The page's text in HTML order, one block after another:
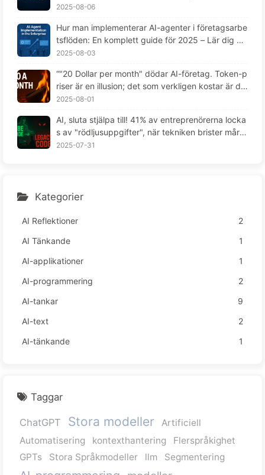
ort i alltid "glömmer" i kritiska stunder, medan ko
0%? — Lär känna AI169
2025-08-06
Hur man implementerar AI-agenter i företagsarbe
tsflöden: En komplett guide för 2025 – Lär dig AI
långsamt 166
2025-08-03
“"20 Dollar per month" dödar AI-företag. Token-p
riser är en illusion; det som verkligen kostar är din
girighet -- Lär dig AI långsamt 164“
2025-08-01
AI, sluta stjälpa till! 41% av entreprenörerna locka
s av "rödljusuppgifter", när tekniken brister mår d
e anställda ännu sämre — Lär känna AI sakta 163
2025-07-31
Kategorier
AI Reflektioner
2
AI Tänkande
1
AI-applikationer
1
AI-programmering
2
AI-tankar
9
AI-text
2
AI-tänkande
1
Taggar
ChatGPT Stora modeller
Artificiell
Automatisering
kontexthantering
Flerspråkighet
GPTs
Stora Språkmodeller llm Segmentering